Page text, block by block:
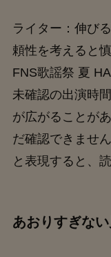
ライター：伸び
頼性を考えると
FNS歌謡祭 夏
未確認の出演時
が広がることが
だ確認できませ
と表現すると、
あおりすぎな